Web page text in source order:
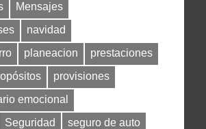
Mensajes
navidad
planeacion
prestaciones
provisiones
emocional
Seguridad
seguro de auto